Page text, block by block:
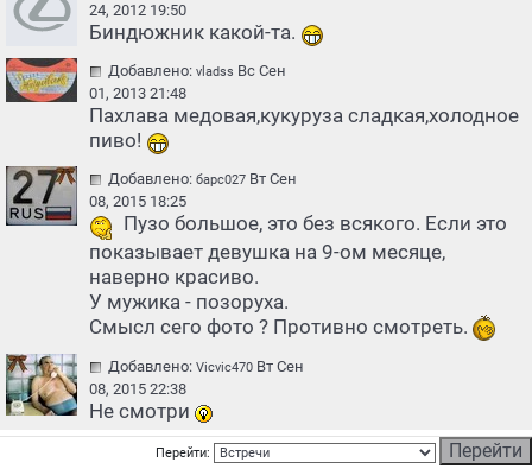
24, 2012 19:50
Биндюжник какой-та.
Добавлено: vladss Вс Сен
01, 2013 21:48
Пахлава медовая,кукуруза сладкая,холодное
пиво!
Добавлено: барс027 Вт Сен
08, 2015 18:25
Пузо большое, это без всякого. Если это
показывает девушка на 9-ом месяце,
наверно красиво.
У мужика - позоруха.
Смысл сего фото ? Противно смотреть.
Добавлено: Vicvic470 Вт Сен
08, 2015 22:38
Не смотри
Перейти: